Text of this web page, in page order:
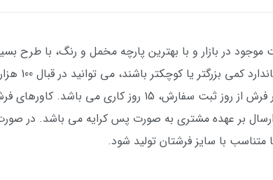
صورتی که
دهید. مدت زمان مورد نیاز برای تولید این کاور فرش از
بر عهده مشتری به صورت پس کرایه می باشد. در
متناسب با سایز فرشتان تولید شود.